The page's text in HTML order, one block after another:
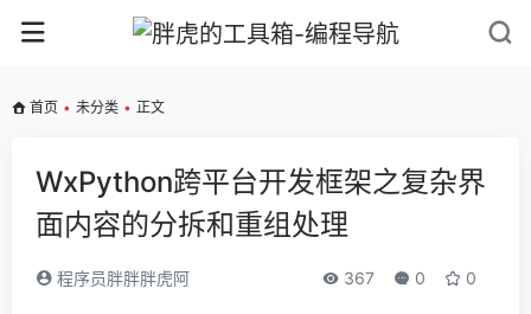
首页 • 未分类 • 正文
WxPython跨平台开发框架之复杂界
面内容的分拆和重组处理
程序员胖胖胖虎阿 367 0 0